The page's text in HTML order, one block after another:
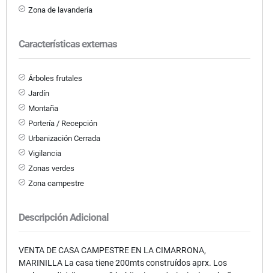
Zona de lavandería
Características externas
Árboles frutales
Jardín
Montaña
Portería / Recepción
Urbanización Cerrada
Vigilancia
Zonas verdes
Zona campestre
Descripción Adicional
VENTA DE CASA CAMPESTRE EN LA CIMARRONA,
MARINILLA La casa tiene 200mts construídos aprx. Los